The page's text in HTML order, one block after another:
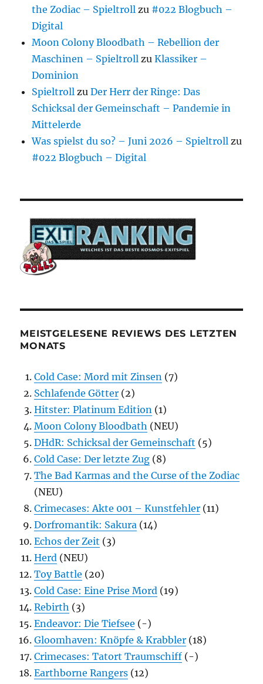
the Zodiac – Spieltroll zu #022 Blogbuch –
Digital
Moon Colony Bloodbath – Rebellion der
Maschinen – Spieltroll zuKlassiker –
Dominion
Spieltroll zuDer Herr der Ringe: Das
Schicksal der Gemeinschaft – Pandemie in
Mittelerde
Was spielst du so? – Juni 2026 – Spieltroll zu
#022 Blogbuch – Digital
MEISTGELESENE REVIEWS DES LETZTEN
MONATS
Cold Case: Mord mit Zinsen (7)
Schlafende Götter (2)
Hitster: Platinum Edition (1)
Moon Colony Bloodbath (NEU)
DHdR: Schicksal der Gemeinschaft (5)
Cold Case: Der letzte Zug (8)
The Bad Karmas and the Curse of the Zodiac
(NEU)
Crimecases: Akte 001 – Kunstfehler (11)
Dorfromantik: Sakura (14)
Echos der Zeit (3)
Herd (NEU)
Toy Battle (20)
Cold Case: Eine Prise Mord (19)
Rebirth (3)
Endeavor: Die Tiefsee (-)
Gloomhaven: Knöpfe & Krabbler (18)
Crimecases: Tatort Traumschiff (-)
Earthborne Rangers (12)